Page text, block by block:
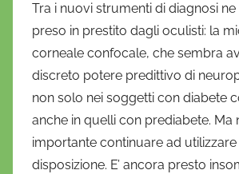
Tra i nuovi strumenti di diagnosi
preso in prestito dagli oculisti: la
corneale confocale, che sembra
discreto potere predittivo di
non solo nei soggetti con diabete
anche in quelli con prediabete. Ma
importante continuare ad
disposizione. E’ ancora presto